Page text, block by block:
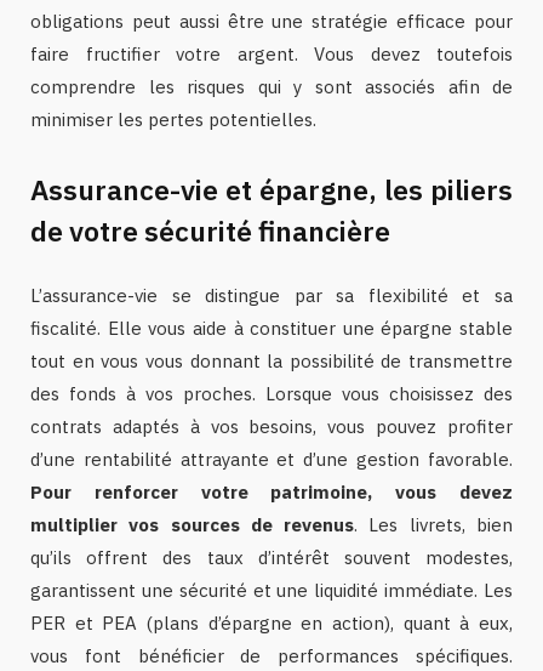
obligations peut aussi être une stratégie efficace pour
faire fructifier votre argent. Vous devez toutefois
comprendre les risques qui y sont associés afin de
minimiser les pertes potentielles.
Assurance-vie et épargne, les piliers
de votre sécurité financière
L’assurance-vie se distingue par sa flexibilité et sa
fiscalité. Elle vous aide à constituer une épargne stable
tout en vous vous donnant la possibilité de transmettre
des fonds à vos proches. Lorsque vous choisissez des
contrats adaptés à vos besoins, vous pouvez profiter
d’une rentabilité attrayante et d’une gestion favorable.
Pour renforcer votre patrimoine, vous devez
multiplier vos sources de revenus. Les livrets, bien
qu’ils offrent des taux d’intérêt souvent modestes,
garantissent une sécurité et une liquidité immédiate. Les
PER et PEA (plans d’épargne en action), quant à eux,
vous font bénéficier de performances spécifiques.